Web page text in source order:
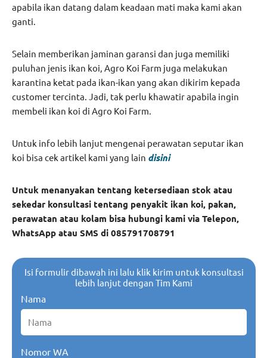
apabila ikan datang dalam keadaan mati maka kami akan
ganti.
Selain memberikan jaminan garansi dan juga memiliki
puluhan jenis ikan koi, Agro Koi Farm juga melakukan
karantina ketat pada ikan-ikan yang akan dikirim kepada
customer tercinta. Jadi, tak perlu khawatir apabila ingin
membeli ikan koi di Agro Koi Farm.
Untuk info lebih lanjut mengenai perawatan seputar ikan
koi bisa cek artikel kami yang lain disini
Untuk menanyakan tentang ketersediaan stok atau
sekedar konsultasi tentang penyakit ikan koi, pakan,
perawatan atau kolam bisa hubungi kami via Telepon,
WhatsApp atau SMS di 085791708791
Isi formulir dibawah ini lalu klik kirim untuk konsultasi
lebih lanjut dengan Tim Kami
Nama
Nomor WA